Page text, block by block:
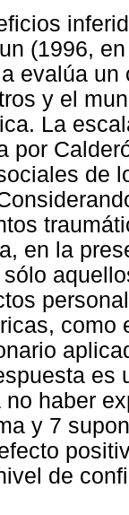
(1996,
evalúa
y el
La
por
de
en la
como
es
haber
y 7
de